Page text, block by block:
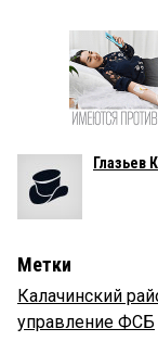
Глазьев
Метки
Калачинский
управление ФСБ